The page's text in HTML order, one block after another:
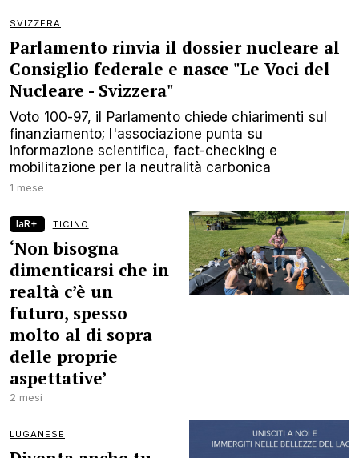
SVIZZERA
Parlamento rinvia il dossier nucleare al
Consiglio federale e nasce "Le Voci del
Nucleare - Svizzera"
Voto 100-97, il Parlamento chiede chiarimenti sul
finanziamento; l'associazione punta su
informazione scientifica, fact-checking e
mobilitazione per la neutralità carbonica
1 mese
laR+ TICINO
‘Non bisogna
dimenticarsi che in
realtà c’è un
futuro, spesso
molto al di sopra
delle proprie
aspettative’
2 mesi
LUGANESE